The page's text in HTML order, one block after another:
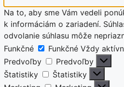
Na to, aby sme Vám vedeli
k informáciám o zariadení.
odvolanie súhlasu môže
Funkčné
Funkčné Vždy
Predvoľby
Predvoľby
Štatistiky
Štatistiky